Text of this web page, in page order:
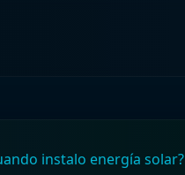
instalo energía solar?